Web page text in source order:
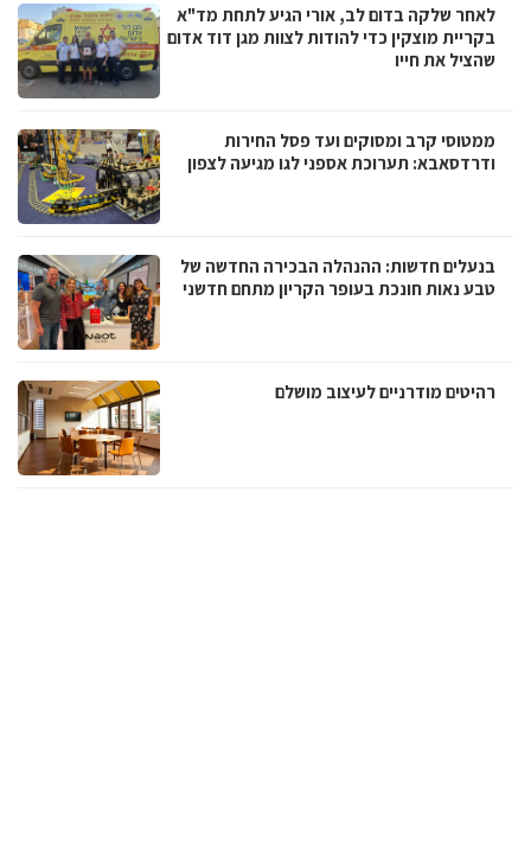
לאחר שלקה בדום לב, אורי הגיע לתחת מד"א
בקריית מוצקין כדי להודות לצוות מגן דוד אדום
שהציל את חייו
ממטוסי קרב ומסוקים ועד פסל החירות
ודרדסאבא: תערוכת אספני לגו מגיעה לצפון
בנעלים חדשות: ההנהלה הבכירה החדשה של
טבע נאות חונכת בעופר הקריון מתחם חדשני
רהיטים מודרניים לעיצוב מושלם